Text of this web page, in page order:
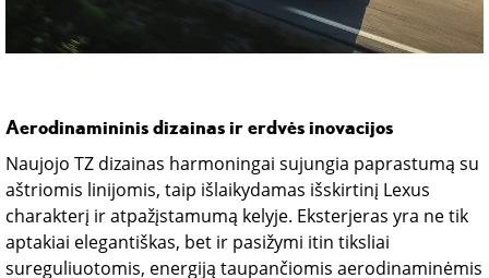
Aerodinamininis dizainas ir erdvės inovacijos
Naujojo TZ dizainas harmoningai sujungia paprastumą su
aštriomis linijomis, taip išlaikydamas išskirtinį Lexus
charakterį ir atpažįstamumą kelyje. Eksterjeras yra ne tik
aptakiai elegantiškas, bet ir pasižymi itin tiksliai
sureguliuotomis, energiją taupančiomis aerodinaminėmis